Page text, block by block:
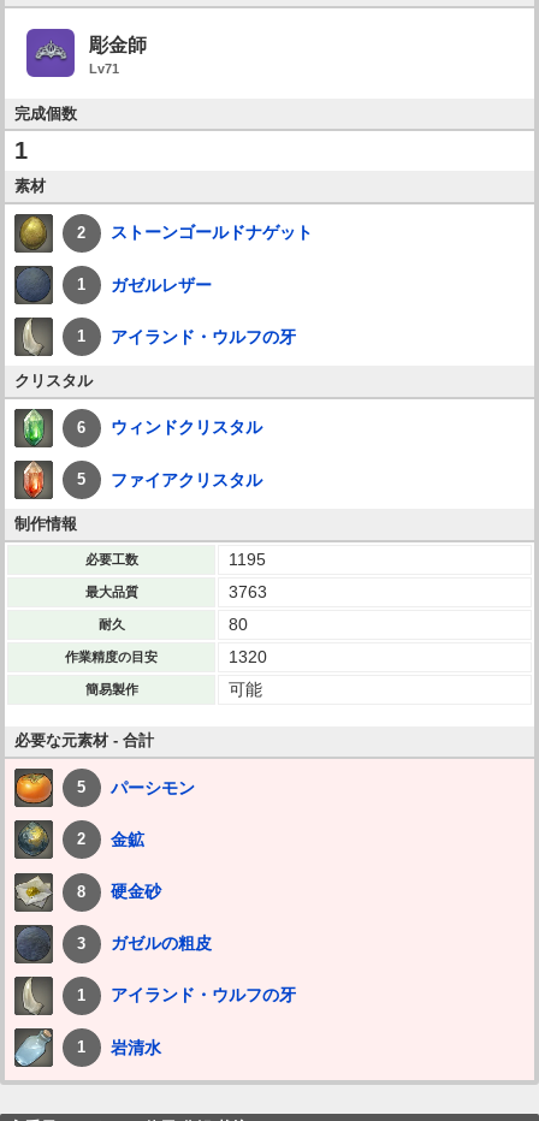
彫金師
Lv71
完成個数
1
素材
2 ストーンゴールドナゲット
1 ガゼルレザー
1 アイランド・ウルフの牙
クリスタル
6 ウィンドクリスタル
5 ファイアクリスタル
制作情報
必要工数 1195
最大品質 3763
耐久 80
作業精度の目安 1320
簡易製作 可能
必要な元素材 - 合計
5 パーシモン
2 金鉱
8 硬金砂
3 ガゼルの粗皮
1 アイランド・ウルフの牙
1 岩清水